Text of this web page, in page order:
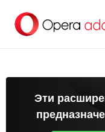
перейти
Эти